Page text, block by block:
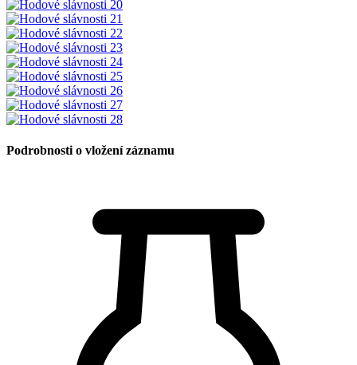
Podrobnosti o vložení záznamu